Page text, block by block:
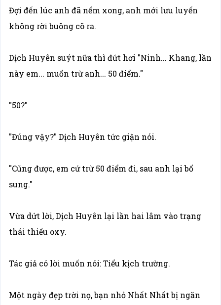
Đợi đến lúc anh đã nếm xong, anh mới lưu luyến
không rời buông cô ra.
Dịch Huyên suýt nữa thì đứt hơi "Ninh... Khang, lần
này em... muốn trừ anh... 50 điểm."
"50?"
"Đúng vậy?" Dịch Huyên tức giận nói.
"Cũng được, em cứ trừ 50 điểm đi, sau anh lại bổ
sung."
Vừa dứt lời, Dịch Huyên lại lần hai lâm vào trạng
thái thiếu oxy.
Tác giả có lời muốn nói: Tiểu kịch trường.
Một ngày đẹp trời nọ, bạn nhỏ Nhất Nhất bị ngăn